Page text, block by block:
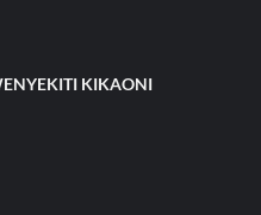
KIKAONI